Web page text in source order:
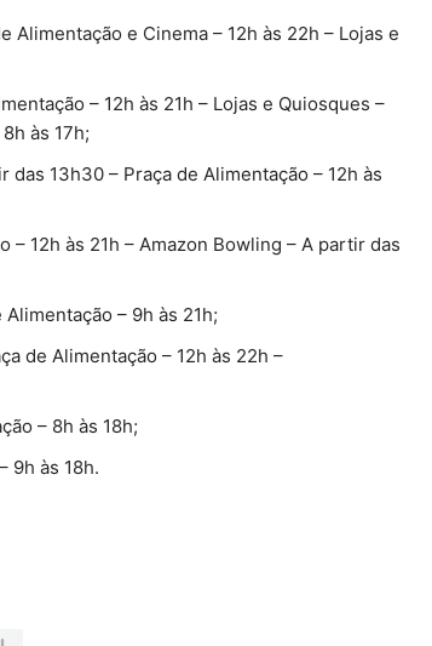
Alimentação e Cinema – 12h às 22h – Lojas e
– 12h às 21h – Lojas e Quiosques –
às 17h;
das 13h30 – Praça de Alimentação – 12h às
– 12h às 21h – Amazon Bowling – A partir das
– 9h às 21h;
de Alimentação – 12h às 22h –
– 8h às 18h;
9h às 18h.